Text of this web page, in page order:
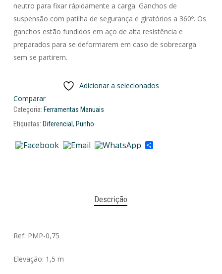
neutro para fixar rápidamente a carga. Ganchos de
suspensão com patilha de segurança e giratórios a 360º. Os
ganchos estão fundidos em aço de alta resistência e
preparados para se deformarem em caso de sobrecarga
sem se partirem.
Adicionar a selecionados
Comparar
Categoria: Ferramentas Manuais
Etiquetas: Diferencial , Punho
Share
Descrição
Ref: PMP-0,75
Elevação: 1,5 m